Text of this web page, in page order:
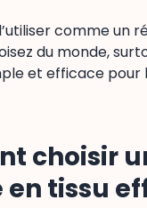
l’utiliser comme un
du monde,
et efficace pour
choisir
tissu